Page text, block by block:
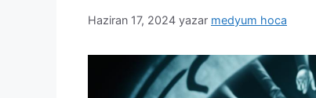
Haziran 17, 2024 yazar medyum hoca